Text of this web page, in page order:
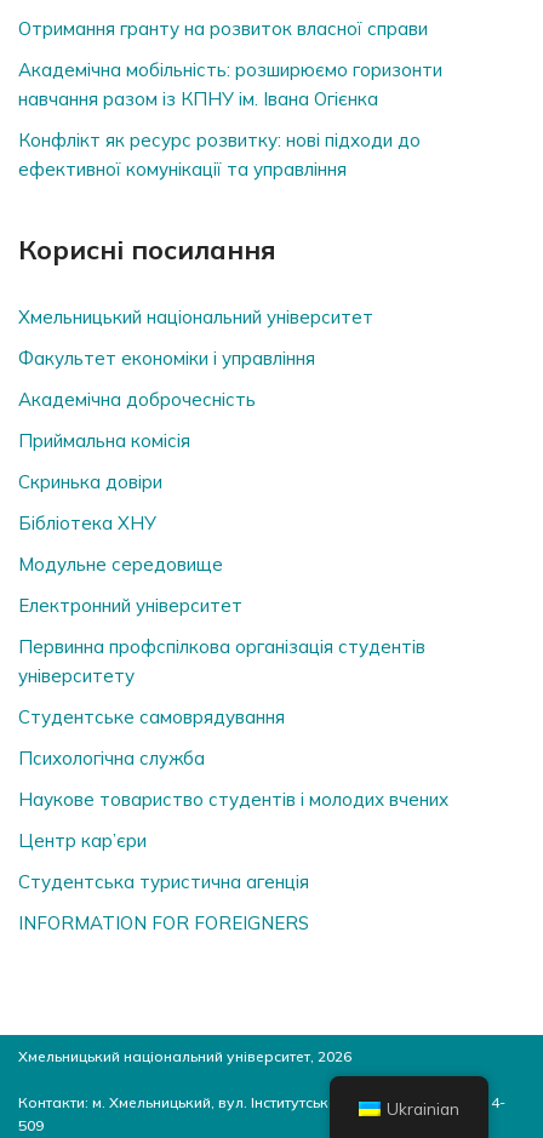
Отримання гранту на розвиток власної справи
Академічна мобільність: розширюємо горизонти
навчання разом із КПНУ ім. Івана Огієнка
Конфлікт як ресурс розвитку: нові підходи до
ефективної комунікації та управління
Корисні посилання
Хмельницький національний університет
Факультет економіки і управління
Академічна доброчесність
Приймальна комісія
Скринька довiри
Бібліотека ХНУ
Модульне середовище
Електронний університет
Первинна профспілкова організація студентів
університету
Студентське самоврядування
Психологічна служба
Наукове товариство студентів і молодих вчених
Центр кар’єри
Студентська туристична агенція
INFORMATION FOR FOREIGNERS
Хмельницький національний університет, 2026
Контакти: м. Хмельницький, вул. Інститутська, 11, 4-й корпус, ауд. 4-
509
Ukrainian